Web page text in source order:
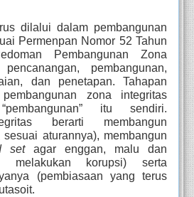
dilalui dalam pembangunan
Permenpan Nomor 52 Tahun
Pembangunan Zona
pembangunan,
dan penetapan. Tahapan
zona integritas
itu sendiri.
berarti membangun
aturannya), membangun
set agar enggan, malu dan
melakukan korupsi) serta
(pembiasaan yang terus